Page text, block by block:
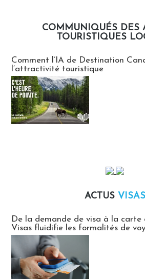
COMMUNIQUÉS DES
TOURISTIQUES
Comment l’IA de Destination
l’attractivité touristique
ACTUS VISAS
De la demande de visa à la carte
Visas fluidifie les formalités de